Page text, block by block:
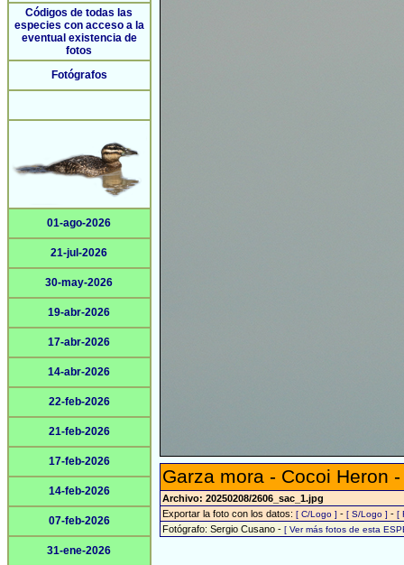
Códigos de todas las
especies con acceso a la
eventual existencia de
fotos
Fotógrafos
01-ago-2026
21-jul-2026
30-may-2026
19-abr-2026
17-abr-2026
14-abr-2026
22-feb-2026
21-feb-2026
17-feb-2026
14-feb-2026
07-feb-2026
31-ene-2026
Garza mora - Cocoi Heron
Archivo: 20250208/2606_sac_1.jpg
Exportar la foto con los datos: [ C/Logo ] - [ S/Logo ] - [
Fotógrafo: Sergio Cusano - [ Ver más fotos de esta